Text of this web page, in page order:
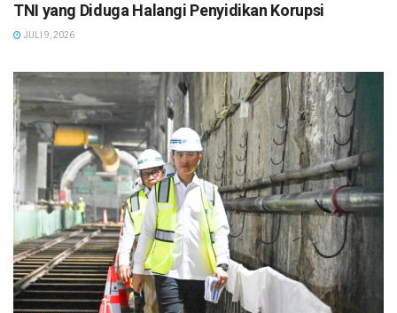
TNI yang Diduga Halangi Penyidikan Korupsi
JULI 9, 2026